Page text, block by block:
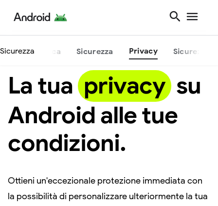
Sicurezza
Panoramica Sicurezza Privacy Sicurezza
La tua privacy su
Android alle tue
condizioni.
Ottieni un'eccezionale protezione immediata con
la possibilità di personalizzare ulteriormente la tua